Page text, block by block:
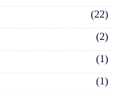
(22)
(2)
(1)
(1)